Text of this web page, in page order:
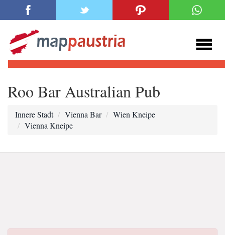
Roo Bar Australian Pub
Innere Stadt Vienna Bar
Wien Kneipe
Vienna Kneipe